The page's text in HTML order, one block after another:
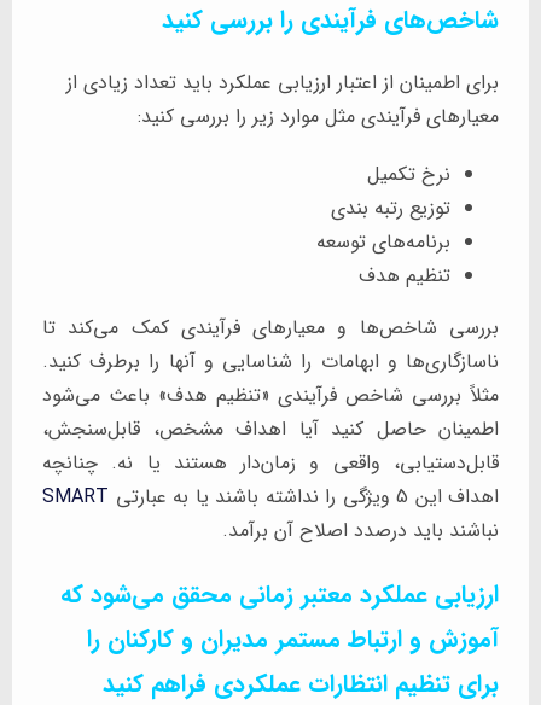
شاخص‌های فرآیندی را بررسی کنید
برای اطمینان از اعتبار ارزیابی عملکرد باید تعداد زیادی از
معیارهای فرآیندی مثل موارد زیر را بررسی کنید:
نرخ تکمیل
توزیع رتبه بندی
برنامه‌های توسعه
تنظیم هدف
بررسی شاخص‌ها و معیارهای فرآیندی کمک می‌کند تا
ناسازگاری‌ها و ابهامات را شناسایی و آنها را برطرف کنید.
مثلاً بررسی شاخص فرآیندی «تنظیم هدف» باعث می‌شود
اطمینان حاصل کنید آیا اهداف مشخص، قابل‌سنجش،
قابل‌دستیابی، واقعی و زمان‌دار هستند یا نه. چنانچه
اهداف این 5 ویژگی را نداشته باشند یا به عبارتی
SMART
نباشند باید درصدد اصلاح آن برآمد.
ارزیابی عملکرد معتبر زمانی محقق می‌شود که
آموزش و ارتباط مستمر مدیران و کارکنان را
برای تنظیم انتظارات عملکردی فراهم کنید